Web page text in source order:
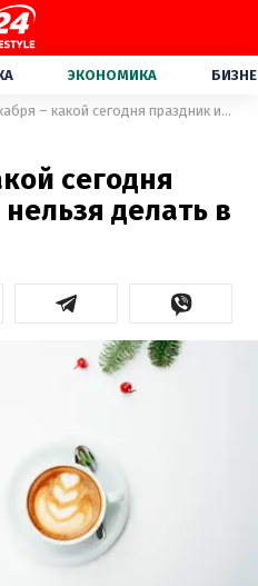
ЭКОНОМИКА
20 декабря – какой сегодня праздник и что нельзя делать в этот день
сегодня
делать в